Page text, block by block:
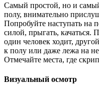
Самый простой, но и
полу, внимательно
Попробуйте наступать на
силой, прыгать, качаться.
один человек ходит,
к полу или даже лежа на
Отмечайте места, где
Визуальный осмотр